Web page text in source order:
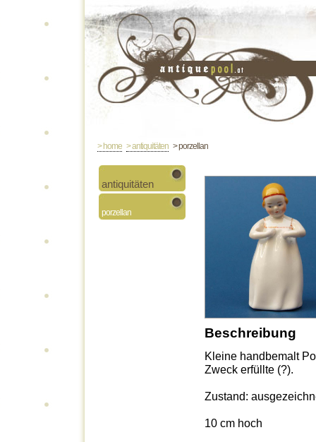
> home > antiquitäten > porzellan
antiquitäten
porzellan
Beschreibung
Kleine handbemalt
Zweck erfüllte (?).
Zustand:
10 cm hoch